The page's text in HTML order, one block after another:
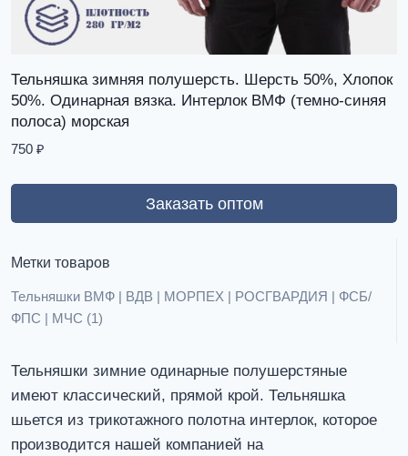
Тельняшка зимняя полушерсть. Шерсть 50%, Хлопок
50%. Одинарная вязка. Интерлок ВМФ (темно-синяя
полоса) морская
750 ₽
Заказать оптом
Метки товаров
Тельняшки ВМФ | ВДВ | МОРПЕХ | РОСГВАРДИЯ | ФСБ/
ФПС | МЧС (1)
Тельняшки зимние одинарные полушерстяные
имеют классический, прямой крой. Тельняшка
шьется из трикотажного полотна интерлок, которое
производится нашей компанией на